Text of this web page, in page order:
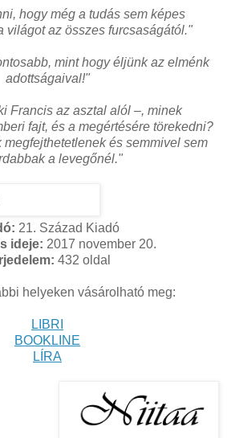
hogy még a tudás sem képes
világot az összes furcsaságától."
mint hogy éljünk az elménk
adottságaival!"
Francis az asztal alól –, minek
fajt, és a megértésére törekedni?
és semmivel sem
a levegőnél."
21. Század Kiadó
ideje: 2017 november 20.
432 oldal
helyeken vásárolható meg:
LIBRI
BOOKLINE
LÍRA